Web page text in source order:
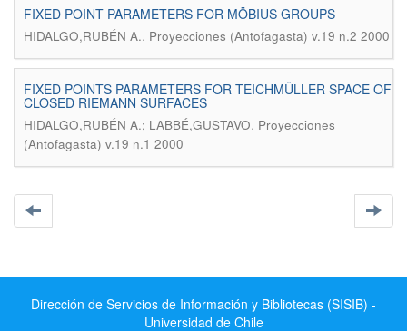
FIXED POINT PARAMETERS FOR MÖBIUS GROUPS
HIDALGO,RUBÉN A.. Proyecciones (Antofagasta) v.19 n.2 2000
FIXED POINTS PARAMETERS FOR TEICHMÜLLER SPACE OF
CLOSED RIEMANN SURFACES
HIDALGO,RUBÉN A.; LABBÉ,GUSTAVO. Proyecciones
(Antofagasta) v.19 n.1 2000
Dirección de Servicios de Información y Bibliotecas (SISIB) -
Universidad de Chile